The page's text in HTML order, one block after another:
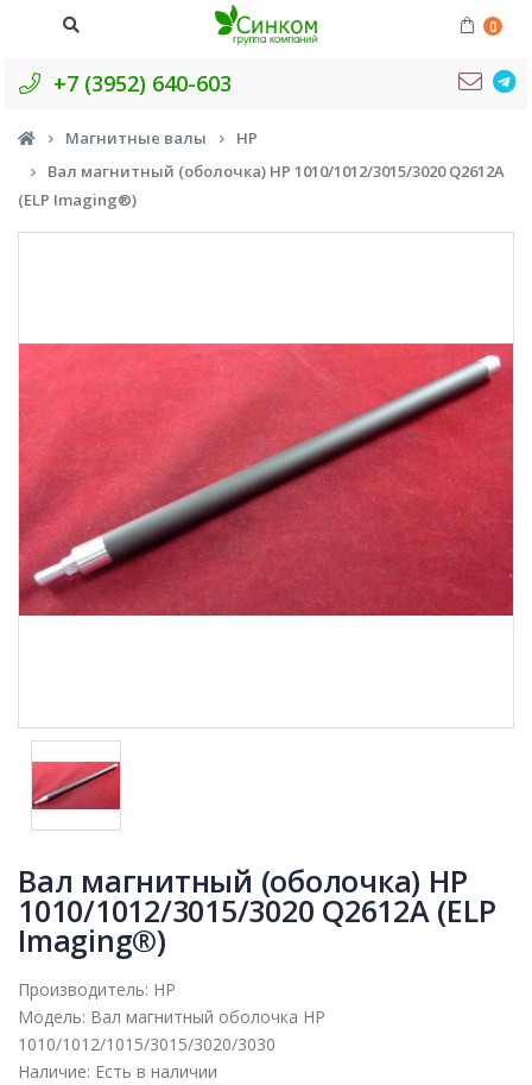
0
+7 (3952) 640-603
Магнитные валы
HP
Вал магнитный (оболочка) HP 1010/1012/3015/3020 Q2612A
(ELP Imaging®)
Вал магнитный (оболочка) HP
1010/1012/3015/3020 Q2612A (ELP
Imaging®)
Производитель: HP
Модель: Вал магнитный оболочка HP
1010/1012/1015/3015/3020/3030
Наличие: Есть в наличии